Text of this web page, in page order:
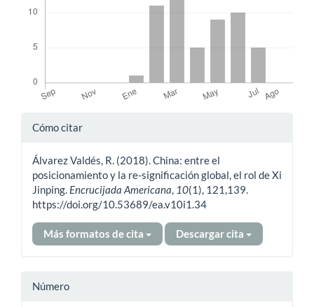
Detalles
del
artículo
Cómo citar
Álvarez Valdés, R. (2018). China: entre el
posicionamiento y la re-significación global, el rol de Xi
Jinping. Encrucijada Americana, 10(1), 121,139.
https://doi.org/10.53689/ea.v10i1.34
Más formatos de cita Descargar cita
Número